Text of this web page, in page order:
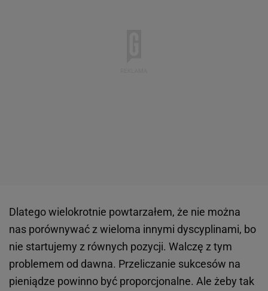
Dlatego wielokrotnie powtarzałem, że nie można
nas porównywać z wieloma innymi dyscyplinami, bo
nie startujemy z równych pozycji. Walczę z tym
problemem od dawna. Przeliczanie sukcesów na
pieniądze powinno być proporcjonalne. Ale żeby tak